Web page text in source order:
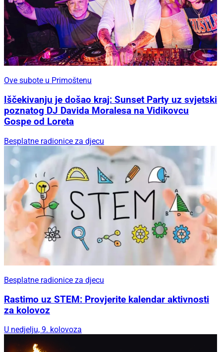
Ove subote u Primoštenu
Iščekivanju je došao kraj: Sunset Party uz svjetski
poznatog DJ Davida Moralesa na Vidikovcu
Gospe od Loreta
Besplatne radionice za djecu
Besplatne radionice za djecu
Rastimo uz STEM: Provjerite kalendar aktivnosti
za kolovoz
U nedjelju, 9. kolovoza